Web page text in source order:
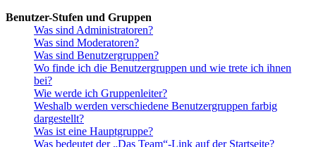
Benutzer-Stufen und Gruppen
Was sind Administratoren?
Was sind Moderatoren?
Was sind Benutzergruppen?
Wo finde ich die Benutzergruppen und wie trete ich ihnen
bei?
Wie werde ich Gruppenleiter?
Weshalb werden verschiedene Benutzergruppen farbig
dargestellt?
Was ist eine Hauptgruppe?
Was bedeutet der „Das Team“-Link auf der Startseite?